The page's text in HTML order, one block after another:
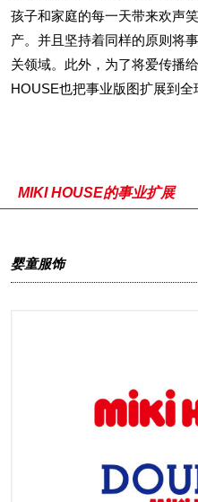
孩子和家庭的每一天带来欢声
产。并且坚持着同样的原则将
关领域。此外，为了将爱传播
HOUSE也把事业版图扩展到全
MIKI HOUSE的事业扩展
婴童服饰